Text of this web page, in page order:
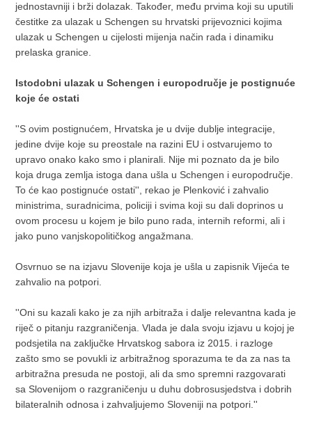
jednostavniji i brži dolazak. Također, među prvima koji su uputili
čestitke za ulazak u Schengen su hrvatski prijevoznici kojima
ulazak u Schengen u cijelosti mijenja način rada i dinamiku
prelaska granice.
Istodobni ulazak u Schengen i europodručje je postignuće
koje će ostati
''S ovim postignućem, Hrvatska je u dvije dublje integracije,
jedine dvije koje su preostale na razini EU i ostvarujemo to
upravo onako kako smo i planirali. Nije mi poznato da je bilo
koja druga zemlja istoga dana ušla u Schengen i europodručje.
To će kao postignuće ostati'', rekao je Plenković i zahvalio
ministrima, suradnicima, policiji i svima koji su dali doprinos u
ovom procesu u kojem je bilo puno rada, internih reformi, ali i
jako puno vanjskopolitičkog angažmana.
Osvrnuo se na izjavu Slovenije koja je ušla u zapisnik Vijeća te
zahvalio na potpori.
''Oni su kazali kako je za njih arbitraža i dalje relevantna kada je
riječ o pitanju razgraničenja. Vlada je dala svoju izjavu u kojoj je
podsjetila na zaključke Hrvatskog sabora iz 2015. i razloge
zašto smo se povukli iz arbitražnog sporazuma te da za nas ta
arbitražna presuda ne postoji, ali da smo spremni razgovarati
sa Slovenijom o razgraničenju u duhu dobrosusjedstva i dobrih
bilateralnih odnosa i zahvaljujemo Sloveniji na potpori.''